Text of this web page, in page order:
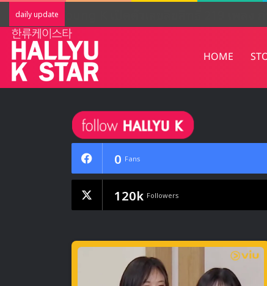
daily update
HOME
0 Fans
120k Followers